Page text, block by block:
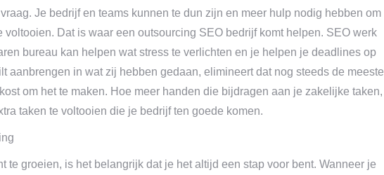
Je bedrijf en teams kunnen te dun zijn en meer hulp nodig hebben om
Dat is waar een outsourcing SEO bedrijf komt helpen. SEO werk
bureau kan helpen wat stress te verlichten en je helpen je deadlines op
aanbrengen in wat zij hebben gedaan, elimineert dat nog steeds de meeste
om het te maken. Hoe meer handen die bijdragen aan je zakelijke taken,
taken te voltooien die je bedrijf ten goede komen.
te groeien, is het belangrijk dat je het altijd een stap voor bent. Wanneer je